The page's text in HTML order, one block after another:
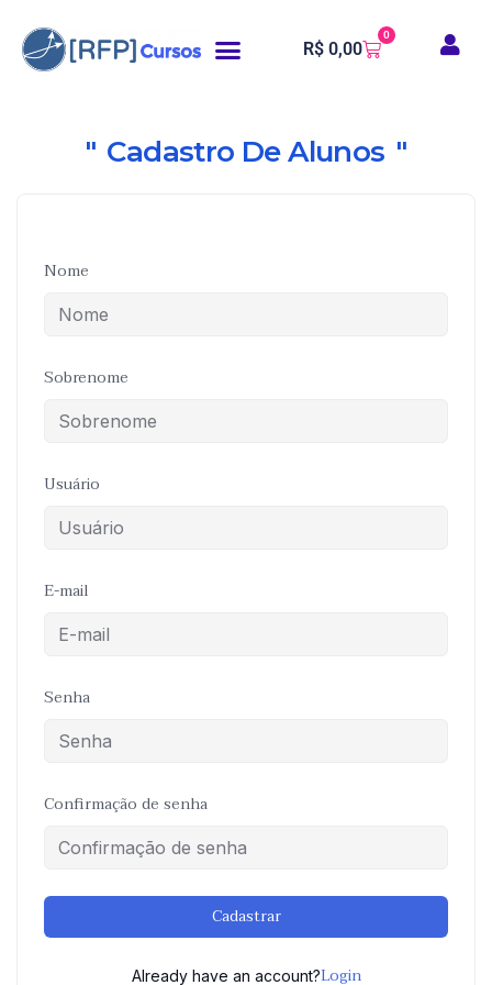
R$ 0,00
0
Cadastro De Alunos
Nome
Sobrenome
Usuário
E-mail
Senha
Confirmação de senha
Cadastrar
Already have an account?Login